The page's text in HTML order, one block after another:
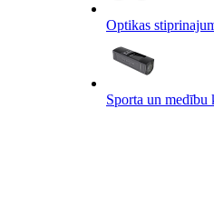
Optikas
Sporta un medību